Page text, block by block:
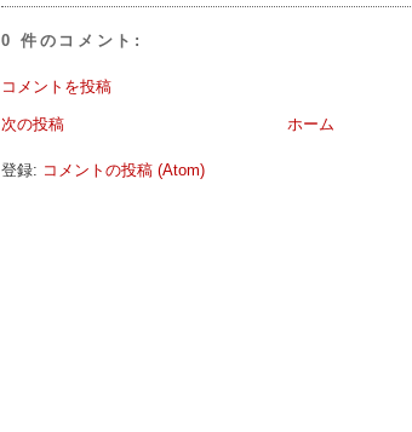
0 件のコメント:
コメントを投稿
次の投稿 ホーム
登録: コメントの投稿 (Atom)